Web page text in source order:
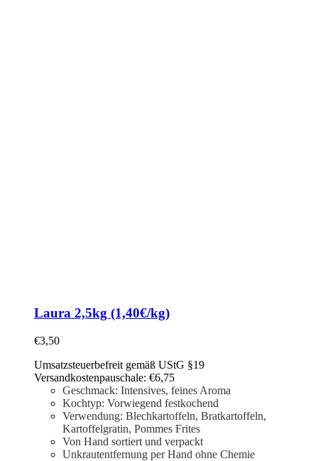
Laura 2,5kg (1,40€/kg)
€3,50
Umsatzsteuerbefreit gemäß UStG §19
Versandkostenpauschale: €6,75
Geschmack: Intensives, feines Aroma
Kochtyp: Vorwiegend festkochend
Verwendung: Blechkartoffeln, Bratkartoffeln,
Kartoffelgratin, Pommes Frites
Von Hand sortiert und verpackt
Unkrautentfernung per Hand ohne Chemie